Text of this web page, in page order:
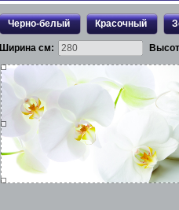
Черно-белый Красочный
Ширина см: